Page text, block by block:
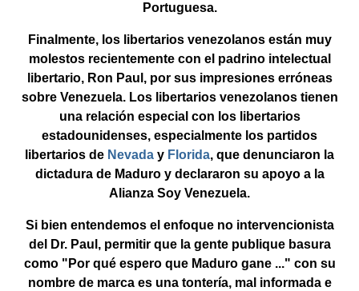
Portuguesa.
Finalmente, los libertarios venezolanos están muy
molestos recientemente con el padrino intelectual
libertario, Ron Paul, por sus impresiones erróneas
sobre Venezuela. Los libertarios venezolanos tienen
una relación especial con los libertarios
estadounidenses, especialmente los partidos
libertarios de Nevada y Florida, que denunciaron la
dictadura de Maduro y declararon su apoyo a la
Alianza Soy Venezuela.
Si bien entendemos el enfoque no intervencionista
del Dr. Paul, permitir que la gente publique basura
como "Por qué espero que Maduro gane ..." con su
nombre de marca es una tontería, mal informada e